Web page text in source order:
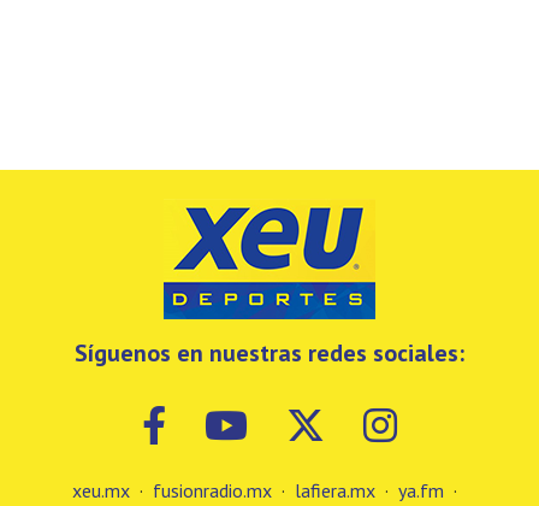
Síguenos en nuestras redes sociales:
xeu.mx · fusionradio.mx · lafiera.mx · ya.fm ·